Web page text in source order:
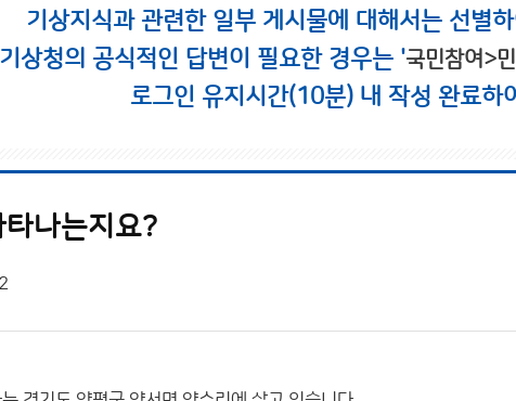
기상지식과 관련한 일부 게시물에 대해서는 선별
상청의 공식적인 답변이 필요한 경우는 '국민참여>
로그인 유지시간(10분) 내 작성 완료하
나는지요?